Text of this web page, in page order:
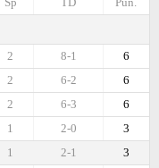
6
8-1
2
6
6-2
2
6
6-3
2
3
2-0
1
3
2-1
1